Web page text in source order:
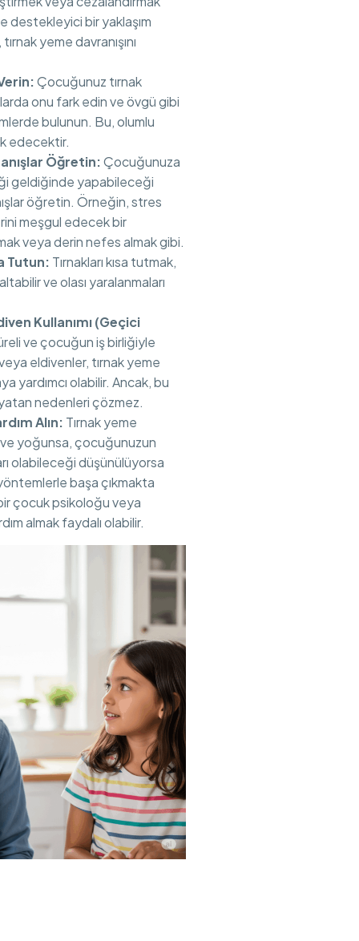
destekleyici bir yaklaşım
yeme davranışını
Çocuğunuz tırnak
onu fark edin ve övgü gibi
bulunun. Bu, olumlu
edecektir.
Öğretin:Çocuğunuza
geldiğinde yapabileceği
öğretin. Örneğin, stres
meşgul edecek bir
veya derin nefes almak gibi.
Tutun: Tırnakları kısa tutmak,
ve olası yaralanmaları
Kullanımı (Geçici
ve çocuğun iş birliğiyle
eldivenler, tırnak yeme
yardımcı olabilir. Ancak, bu
nedenleri çözmez.
Alın: Tırnak yeme
ve yoğunsa, çocuğunuzun
olabileceği düşünülüyorsa
başa çıkmakta
çocuk psikoloğu veya
almak faydalı olabilir.